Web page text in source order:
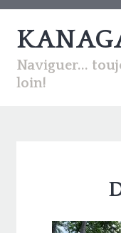
Naviguer...
loin!